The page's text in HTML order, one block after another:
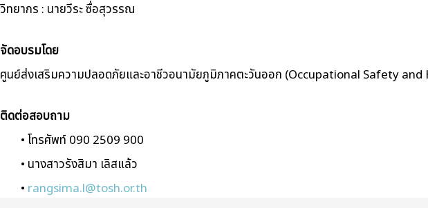
วิทยากร : นายวีระ ซื่อสุวรรณ
จัดอบรมโดย
ศูนย์ส่งเสริมความปลอดภัยและอาชีวอนามัยภูมิภาคตะวันออก (Occupational Safety
ติดต่อสอบถาม
• โทรศัพท์ 090 2509 900
• นางสาวรังสิมา เลิสแล้ว
• rangsima.l@tosh.or.th